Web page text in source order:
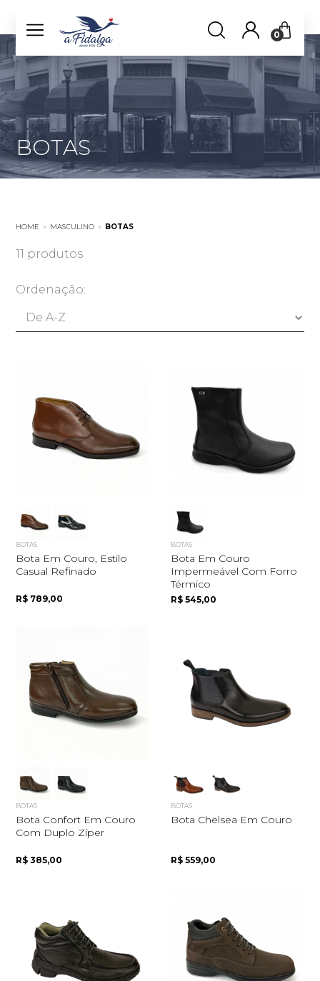
0
BOTAS
HOME » MASCULINO » BOTAS
11 produtos
Ordenação:
BOTAS
Bota Em Couro, Estilo
Casual Refinado
R$ 789,00
BOTAS
Bota Em Couro
Impermeável Com Forro
Térmico
R$ 545,00
BOTAS
Bota Confort Em Couro
Com Duplo Zíper
R$ 385,00
BOTAS
Bota Chelsea Em Couro
R$ 559,00